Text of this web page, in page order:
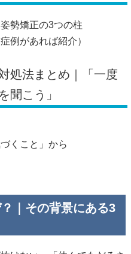
勢矯正の3つの柱
例があれば紹介）
処法まとめ｜「一度
聞こう」
くこと」から
｜その背景にある3